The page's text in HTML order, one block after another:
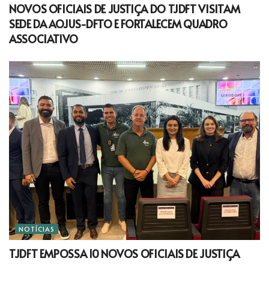
NOVOS OFICIAIS DE JUSTIÇA DO TJDFT VISITAM
SEDE DA AOJUS-DFTO E FORTALECEM QUADRO
ASSOCIATIVO
NOTÍCIAS
TJDFT EMPOSSA 10 NOVOS OFICIAIS DE JUSTIÇA